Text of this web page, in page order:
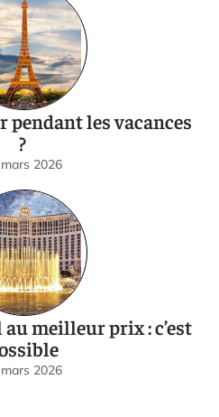
pendant les vacances
?
2026
meilleur prix : c’est
2026